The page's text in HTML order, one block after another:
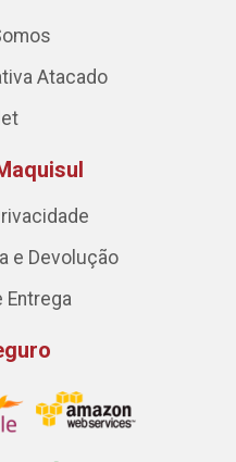
Atacado
e Devolução
Entrega